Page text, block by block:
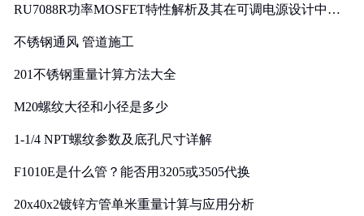
RU7088R功率MOSFET特性解析及其在可调电源设计中的
不锈钢通风 管道施工
201不锈钢重量计算方法大全
M20螺纹大径和小径是多少
1-1/4 NPT螺纹参数及底孔尺寸详解
F1010E是什么管？能否用3205或3505代换
20x40x2镀锌方管单米重量计算与应用分析